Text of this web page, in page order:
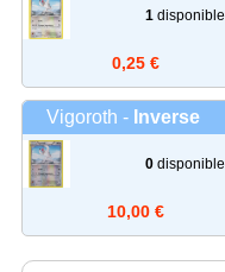
1 disponible
0,25 €
Vigoroth - Inverse
0 disponible
10,00 €